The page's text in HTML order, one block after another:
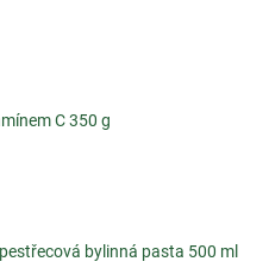
C 350 g
bylinná pasta 500 ml